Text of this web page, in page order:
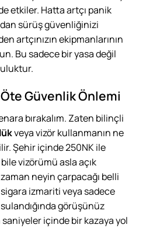
etkiler. Hatta artçı panik
sürüş güvenliğinizi
artçınızın ekipmanlarının
Bu sadece bir yasa değil
Güvenlik Önlemi
bırakalım. Zaten bilinçli
veya vizör kullanmanın ne
Şehir içinde 250NK ile
vizörümü asla açık
neyin çarpacağı belli
izmariti veya sadece
görüşünüz
saniyeler içinde bir kazaya yol